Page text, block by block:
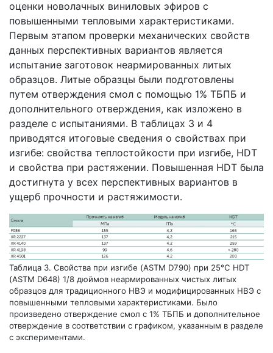
оценки новолачных виниловых эфиров с
повышенными тепловыми характеристиками.
Первым этапом проверки механических свойств
данных перспективных вариантов является
испытание заготовок неармированных литых
образцов. Литые образцы были подготовлены
путем отверждения смол с помощью 1% ТБПБ и
дополнительного отверждения, как изложено в
разделе с испытаниями. В таблицах 3 и 4
приводятся итоговые сведения о свойствах при
изгибе: свойства теплостойкости при изгибе, HDT
и свойства при растяжении. Повышенная HDT была
достигнута у всех перспективных вариантов в
ущерб прочности и растяжимости.
Таблица 3. Свойства при изгибе (ASTM D790) при 25°C HDT
(ASTM D648) 1/8 дюймов неармированных чистых литых
образцов для традиционного НВЭ и модифицированных НВЭ с
повышенными тепловыми характеристиками. Было
произведено отверждение смол с 1% ТБПБ и дополнительное
отверждение в соответствии с графиком, указанным в разделе
с экспериментами.